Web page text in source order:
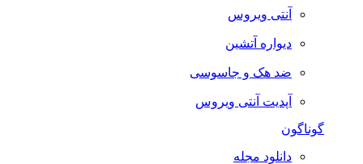
آنتی ویروس
دیواره آتشین
ضد هک و جاسوسی
آپدیت آنتی ویروس
گوناگون
دانلود مجله